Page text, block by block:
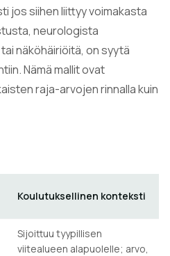
jos siihen liittyy voimakasta
neurologista
näköhäiriöitä, on syytä
Nämä mallit ovat
raja-arvojen rinnalla kuin
Koulutuksellinen konteksti
Sijoittuu tyypillisen
viitealueen alapuolelle; arvo,